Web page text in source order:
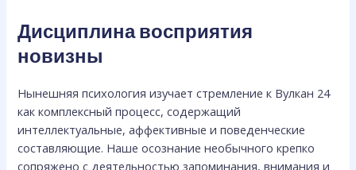
Дисциплина восприятия
новизны
Нынешняя психология изучает стремление к Вулкан 24
как комплексный процесс, содержащий
интеллектуальные, аффективные и поведенческие
составляющие. Наше осознание необычного крепко
сопряжено с деятельностью запоминания, внимания и